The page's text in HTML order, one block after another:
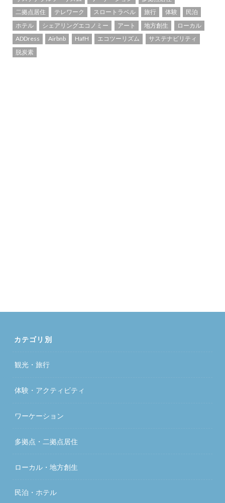
二拠点居住
テレワーク スロートラベル 旅行 体験
民泊
ホテル
シェアリングエコノミー アート 地方創生
ローカル
ADDress
Airbnb HafH エコツーリズム
サステナビリティ
脱炭素
カテゴリ別
観光・旅行
体験・アクティビティ
ワーケーション
多拠点・二拠点居住
ローカル・地方創生
民泊・ホテル